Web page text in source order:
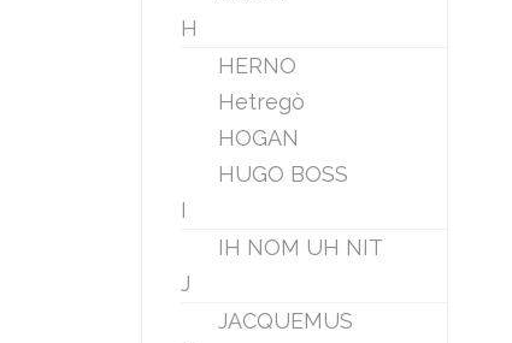
H
HERNO
Hetregò
HOGAN
HUGO BOSS
I
IH NOM UH NIT
J
JACQUEMUS